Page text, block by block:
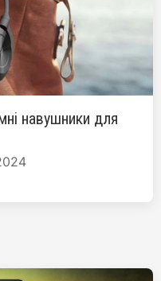
навушники для